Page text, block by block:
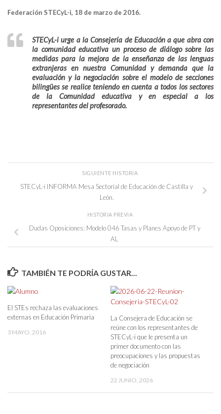
Federación STECyL-i, 18 de marzo de 2016.
STECyL-i urge a la Consejería de Educación a que abra con
la comunidad educativa un proceso de diálogo sobre las
medidas para la mejora de la enseñanza de las lenguas
extranjeras en nuestra Comunidad y demanda que la
evaluación y la negociación sobre el modelo de secciones
bilingües se realice teniendo en cuenta a todos los sectores
de la Comunidad educativa y en especial a los
representantes del profesorado.
SIGUIENTE HISTORIA
STECyL-i INFORMA Mesa Sectorial de Educación de Castilla y
León.
HISTORIA PREVIA
Dudas Oposiciones: Modelo 046 Tasas y Planes Apoyo de PT y
AL
TAMBIÉN TE PODRÍA GUSTAR...
El STEs rechaza las evaluaciones
externas en Educación Primaria
3 MAYO, 2016
La Consejera de Educación se
reúne con los representantes de
STECyL-i que le presenta un
primer documento con las
preocupaciones y las propuestas
de negociación
22 JUNIO, 2026